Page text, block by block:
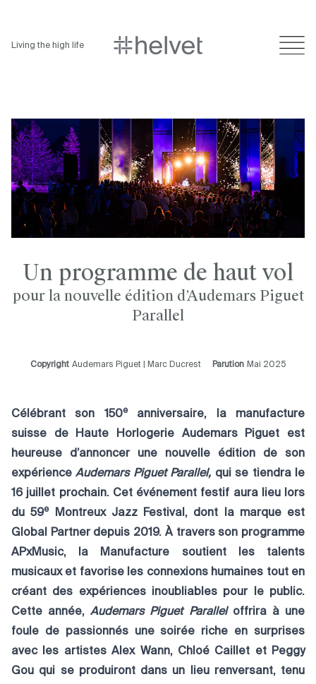
Living the high life
Un programme de haut vol
pour la nouvelle édition d’Audemars Piguet
Parallel
Copyright Audemars Piguet | Marc Ducrest Parution Mai 2025
Célébrant son 150eanniversaire, la manufacture
suisse de Haute Horlogerie Audemars Piguet est
heureuse d’annoncer une nouvelle édition de son
expérienceAudemars Piguet Parallel, qui se tiendra le
16 juillet prochain. Cet événement festif aura lieu lors
du 59eMontreux Jazz Festival, dont la marque est
Global Partner depuis 2019. À travers son programme
APxMusic, la Manufacture soutient les talents
musicaux et favorise les connexions humaines tout en
créant des expériences inoubliables pour le public.
Cette année,Audemars Piguet Parallel offrira à une
foule de passionnés une soirée riche en surprises
avec les artistes Alex Wann, Chloé Caillet et Peggy
Gou qui se produiront dans un lieu renversant, tenu